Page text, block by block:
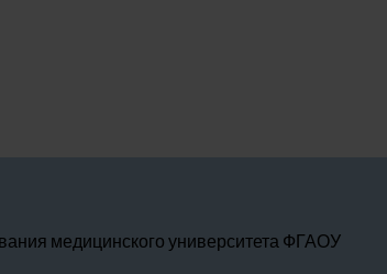
медицинского университета ФГАОУ